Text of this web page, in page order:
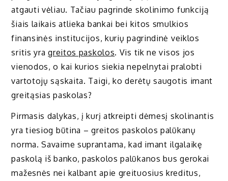
atgauti vėliau. Tačiau pagrinde skolinimo funkciją
šiais laikais atlieka bankai bei kitos smulkios
finansinės institucijos, kurių pagrindinė veiklos
sritis yragreitos paskolos. Vis tik ne visos jos
vienodos, o kai kurios siekia nepelnytai pralobti
vartotojų sąskaita. Taigi, ko derėtų saugotis imant
greitąsias paskolas?
Pirmasis dalykas, į kurį atkreipti dėmesį skolinantis
yra tiesiog būtina – greitos paskolos palūkanų
norma. Savaime suprantama, kad imant ilgalaikę
paskolą iš banko, paskolos palūkanos bus gerokai
mažesnės nei kalbant apie greituosius kreditus,